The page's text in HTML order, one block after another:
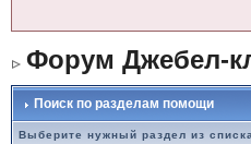
Форум Джебел-
Поиск по разделам помощи
Выберите нужный раздел из списка